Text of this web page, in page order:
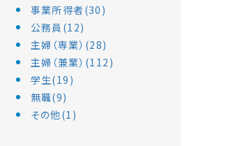
事業所得者(30)
公務員(12)
主婦（専業）(28)
主婦（兼業）(112)
学生(19)
無職(9)
その他(1)